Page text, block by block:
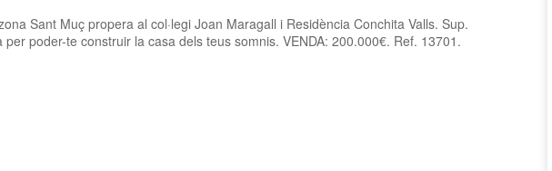
Sant Muç propera al col·legi Joan Maragall i Residència Conchita Valls. Sup.
poder-te construir la casa dels teus somnis. VENDA: 200.000€. Ref. 13701.